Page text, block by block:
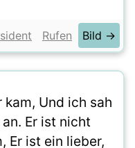
Rufen Bild →
Und ich sah
Er ist nicht
Er ist ein lieber,